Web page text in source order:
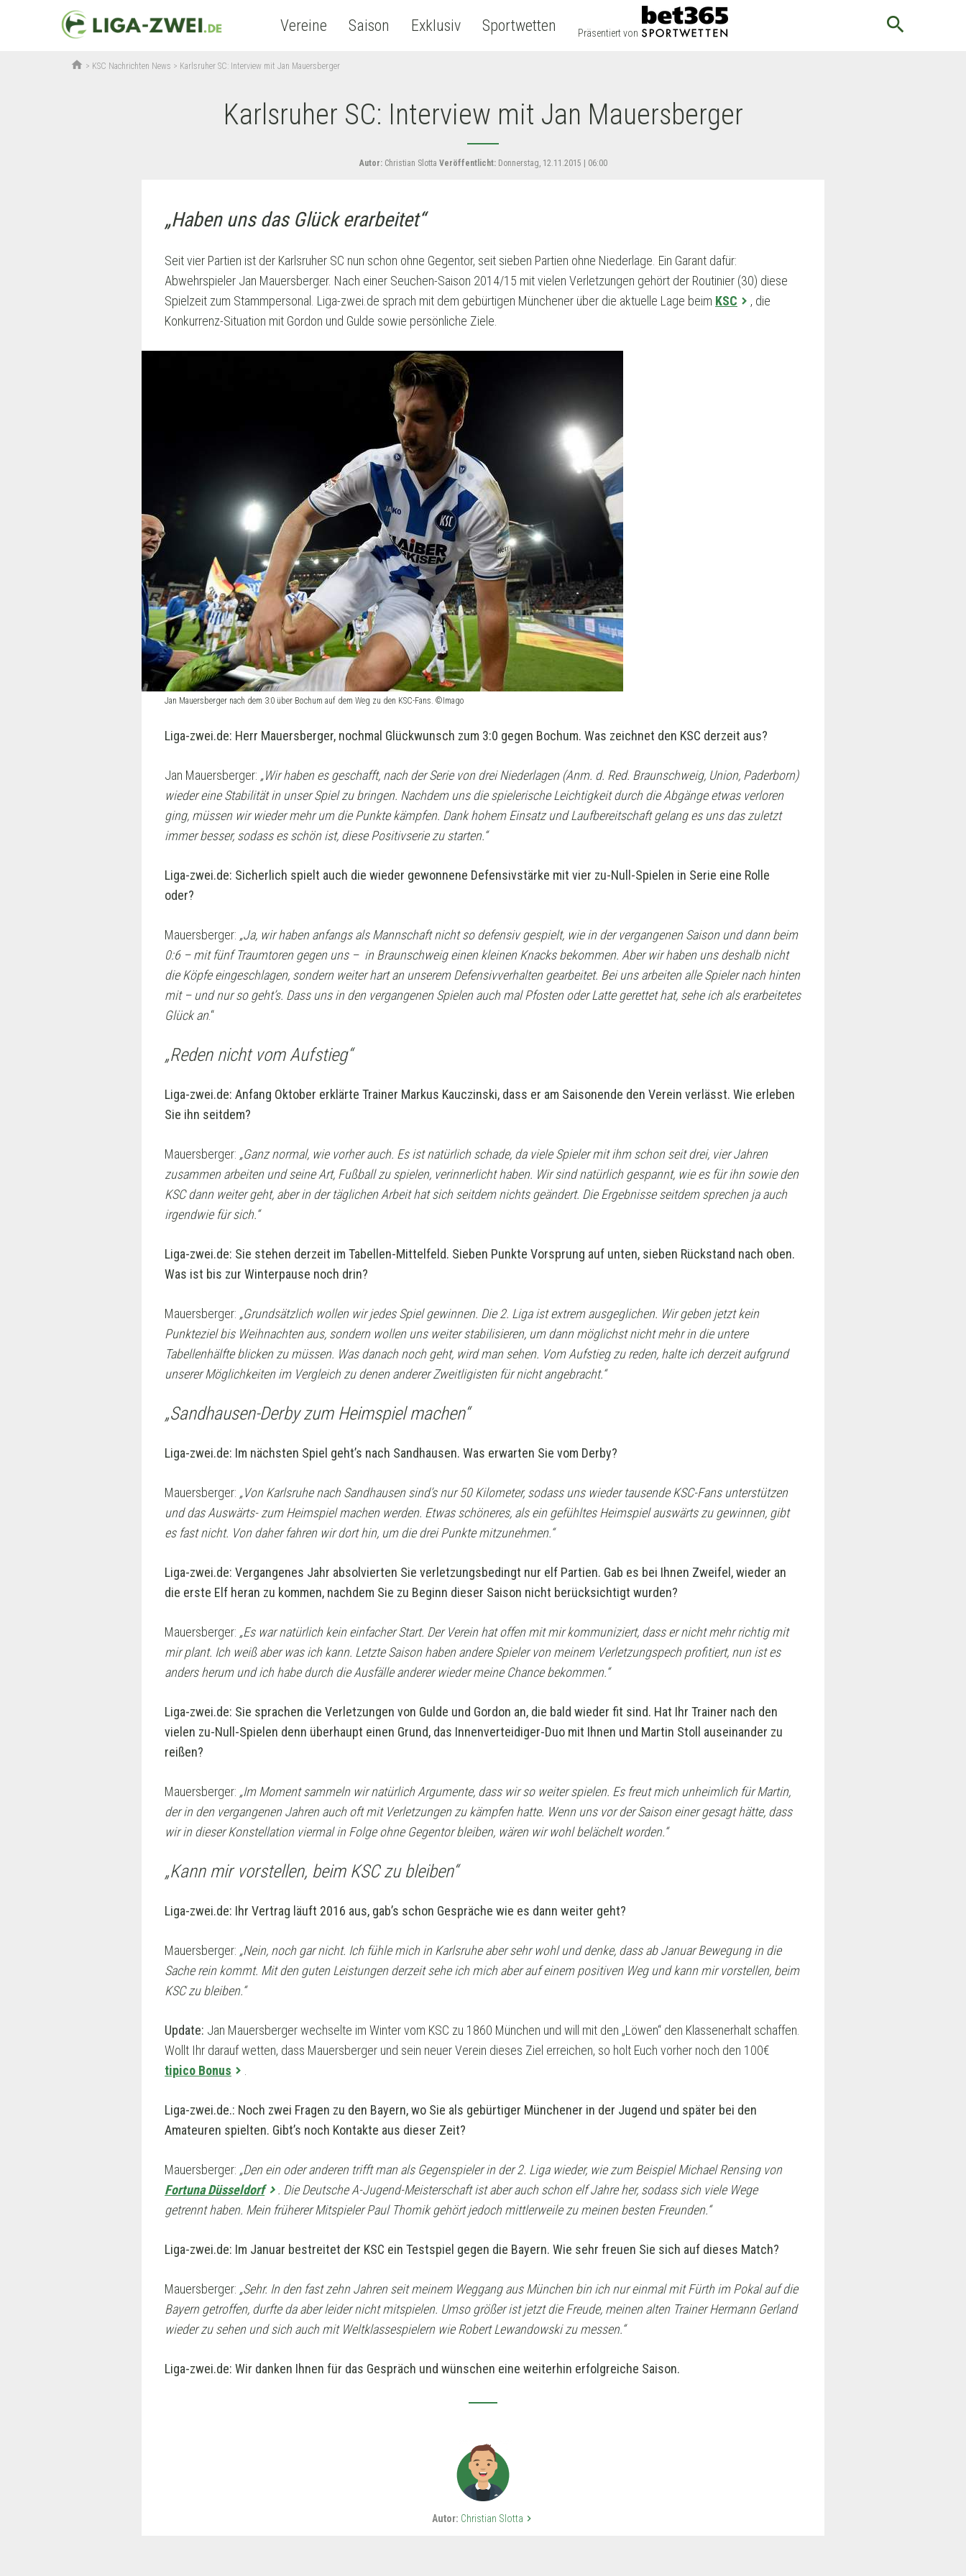
Vereine Saison Exklusiv Sportwetten Präsentiert von search
home > KSC Nachrichten News > Karlsruher SC: Interview mit Jan Mauersberger
Karlsruher SC: Interview mit Jan Mauersberger
Autor:Christian Slotta Veröffentlicht:Donnerstag, 12.11.2015 | 06:00
„Haben uns das Glück erarbeitet“
Seit vier Partien ist der Karlsruher SC nun schon ohne Gegentor, seit sieben Partien ohne Niederlage. Ein Garant dafür:
Abwehrspieler Jan Mauersberger. Nach einer Seuchen-Saison 2014/15 mit vielen Verletzungen gehört der Routinier (30) diese
Spielzeit zum Stammpersonal. Liga-zwei.de sprach mit dem gebürtigen Münchener über die aktuelle Lage beim KSC
, die
Konkurrenz-Situation mit Gordon und Gulde sowie persönliche Ziele.
Jan Mauersberger nach dem 3:0 über Bochum auf dem Weg zu den KSC-Fans. ©Imago
Liga-zwei.de: Herr Mauersberger, nochmal Glückwunsch zum 3:0 gegen Bochum. Was zeichnet den KSC derzeit aus?
Jan Mauersberger: „Wir haben es geschafft, nach der Serie von drei Niederlagen (Anm. d. Red. Braunschweig, Union, Paderborn)
wieder eine Stabilität in unser Spiel zu bringen. Nachdem uns die spielerische Leichtigkeit durch die Abgänge etwas verloren
ging, müssen wir wieder mehr um die Punkte kämpfen. Dank hohem Einsatz und Laufbereitschaft gelang es uns das zuletzt
immer besser, sodass es schön ist, diese Positivserie zu starten.“
Liga-zwei.de: Sicherlich spielt auch die wieder gewonnene Defensivstärke mit vier zu-Null-Spielen in Serie eine Rolle
oder?
Mauersberger: „Ja, wir haben anfangs als Mannschaft nicht so defensiv gespielt, wie in der vergangenen Saison und dann beim
0:6 –mit fünf Traumtorengegen uns –in Braunschweig einen kleinen Knacks bekommen. Aber wir haben uns deshalb nicht
die Köpfe eingeschlagen, sondern weiter hart an unserem Defensivverhalten gearbeitet. Bei uns arbeiten alle Spieler nach hinten
mit – und nur so geht’s. Dass uns in den vergangenen Spielen auch mal Pfosten oder Latte gerettet hat, sehe ich als erarbeitetes
Glück an.“
„Reden nicht vom Aufstieg“
Liga-zwei.de: Anfang Oktober erklärte Trainer Markus Kauczinski, dass er am Saisonende den Verein verlässt. Wie erleben
Sie ihn seitdem?
Mauersberger: „Ganz normal, wie vorher auch. Es ist natürlich schade, da viele Spieler mit ihm schon seit drei, vier Jahren
zusammen arbeiten und seine Art, Fußball zu spielen, verinnerlicht haben. Wir sind natürlich gespannt, wie es für ihn sowie den
KSC dann weiter geht, aber in der täglichen Arbeit hat sich seitdem nichts geändert. Die Ergebnisse seitdem sprechen ja auch
irgendwie für sich.“
Liga-zwei.de: Sie stehen derzeit im Tabellen-Mittelfeld. Sieben Punkte Vorsprung auf unten, sieben Rückstand nach oben.
Was ist bis zur Winterpause noch drin?
Mauersberger: „Grundsätzlich wollen wir jedes Spiel gewinnen. Die 2. Liga ist extrem ausgeglichen. Wir geben jetzt kein
Punkteziel bis Weihnachten aus, sondern wollen uns weiter stabilisieren, um dann möglichst nicht mehr in die untere
Tabellenhälfte blicken zu müssen. Was danach noch geht, wird man sehen. Vom Aufstieg zu reden, halte ich derzeit aufgrund
unserer Möglichkeiten im Vergleich zu denen anderer Zweitligisten für nicht angebracht.“
„Sandhausen-Derby zum Heimspiel machen“
Liga-zwei.de: Im nächsten Spiel geht’s nach Sandhausen. Was erwarten Sie vom Derby?
Mauersberger: „Von Karlsruhe nach Sandhausen sind’s nur 50 Kilometer, sodass uns wiedertausende KSC-Fans unterstützen
und das Auswärts- zum Heimspiel machen werden. Etwas schöneres, als ein gefühltes Heimspiel auswärts zu gewinnen, gibt
es fast nicht. Von daher fahren wir dort hin, um die drei Punkte mitzunehmen.“
Liga-zwei.de: Vergangenes Jahr absolvierten Sie verletzungsbedingt nur elf Partien. Gab es bei Ihnen Zweifel, wieder an
die erste Elf heran zu kommen, nachdem Sie zu Beginn dieser Saison nicht berücksichtigt wurden?
Mauersberger: „Es war natürlich kein einfacher Start. Der Verein hat offen mit mir kommuniziert, dass er nicht mehr richtig mit
mir plant. Ich weiß aber was ich kann. Letzte Saison haben andere Spieler von meinem Verletzungspech profitiert, nun ist es
anders herum und ich habe durch die Ausfälle anderer wieder meine Chance bekommen.“
Liga-zwei.de: Sie sprachen die Verletzungen von Gulde und Gordon an, die bald wieder fit sind. Hat Ihr Trainer nach den
vielen zu-Null-Spielen denn überhaupt einen Grund, das Innenverteidiger-Duo mit Ihnen und Martin Stoll auseinander zu
reißen?
Mauersberger: „Im Moment sammeln wir natürlich Argumente, dass wir so weiter spielen. Es freut mich unheimlich für Martin,
der in den vergangenen Jahren auch oft mit Verletzungen zu kämpfen hatte. Wenn uns vor der Saison einer gesagt hätte, dass
wir in dieser Konstellation viermal in Folge ohne Gegentor bleiben, wären wir wohl belächelt worden.“
„Kann mir vorstellen, beim KSC zu bleiben“
Liga-zwei.de: Ihr Vertrag läuft 2016 aus, gab’s schon Gespräche wie es dann weiter geht?
Mauersberger: „Nein, noch gar nicht. Ich fühle mich in Karlsruhe aber sehr wohl und denke, dass ab Januar Bewegung in die
Sache rein kommt. Mit den guten Leistungen derzeit sehe ich mich aber auf einem positiven Weg und kann mir vorstellen, beim
KSC zu bleiben.“
Update: Jan Mauersberger wechselte im Winter vom KSC zu 1860 München und will mit den „Löwen“ den Klassenerhalt schaffen.
Wollt Ihr darauf wetten, dass Mauersberger und sein neuer Verein dieses Ziel erreichen, so holt Euch vorher noch den 100€
tipico Bonus
Liga-zwei.de.: Noch zwei Fragen zu den Bayern, wo Sie als gebürtiger Münchener in der Jugend und später bei den
Amateuren spielten. Gibt’s noch Kontakte aus dieser Zeit?
Mauersberger: „Den ein oder anderen trifft man als Gegenspieler in der 2. Liga wieder, wie zum Beispiel Michael Rensing von
Fortuna Düsseldorf
. Die Deutsche A-Jugend-Meisterschaft ist aber auch schon elf Jahre her, sodass sich viele Wege
getrennt haben. Mein früherer Mitspieler Paul Thomik gehört jedoch mittlerweile zu meinen besten Freunden.“
Liga-zwei.de: Im Januar bestreitet der KSC ein Testspiel gegen die Bayern. Wie sehr freuen Sie sich auf dieses Match?
Mauersberger: „Sehr. In den fast zehn Jahren seit meinem Weggang aus München bin ich nur einmal mit Fürth im Pokal auf die
Bayern getroffen, durfte da aber leider nicht mitspielen. Umso größer ist jetzt die Freude, meinen alten Trainer Hermann Gerland
wieder zu sehen und sich auch mit Weltklassespielern wie Robert Lewandowski zu messen.“
Liga-zwei.de: Wir danken Ihnen für das Gespräch und wünschen eine weiterhin erfolgreiche Saison.
Autor: Christian Slotta keyboard_arrow_right